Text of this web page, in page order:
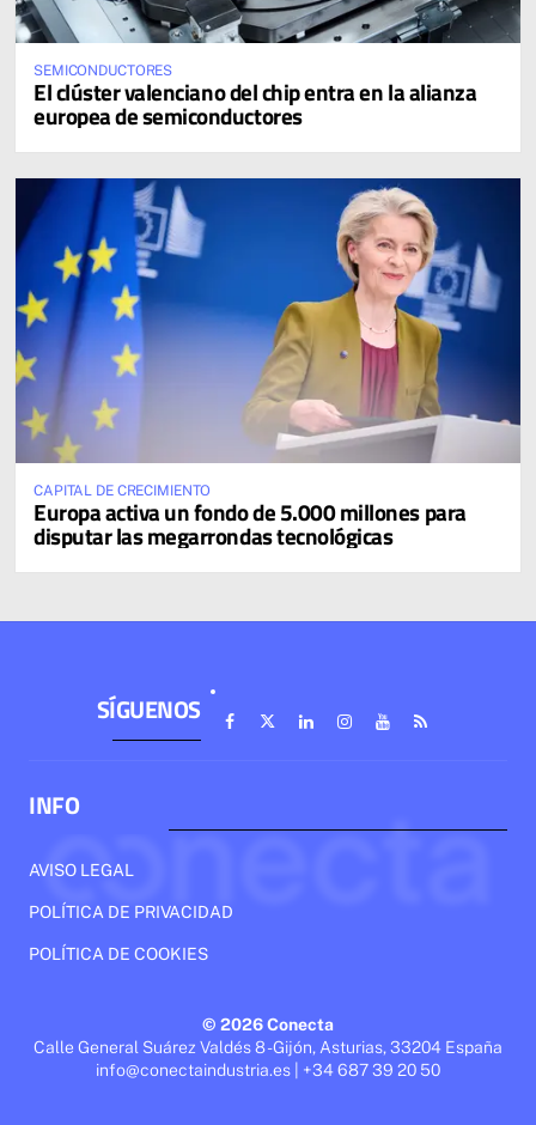
SEMICONDUCTORES
El clúster valenciano del chip entra en la alianza
europea de semiconductores
CAPITAL DE CRECIMIENTO
Europa activa un fondo de 5.000 millones para
disputar las megarrondas tecnológicas
SÍGUENOS
INFO
AVISO LEGAL
POLÍTICA DE PRIVACIDAD
POLÍTICA DE COOKIES
© 2026 Conecta
Calle General Suárez Valdés 8 - Gijón, Asturias, 33204 España
info@conectaindustria.es | +34 687 39 20 50